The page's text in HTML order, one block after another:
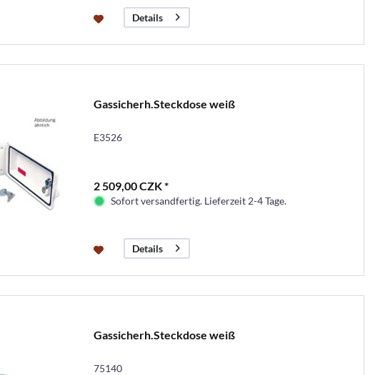
Details
Gassicherh.Steckdose weiß
E3526
2 509,00 CZK *
Sofort versandfertig. Lieferzeit 2-4 Tage.
Details
Gassicherh.Steckdose weiß
75140